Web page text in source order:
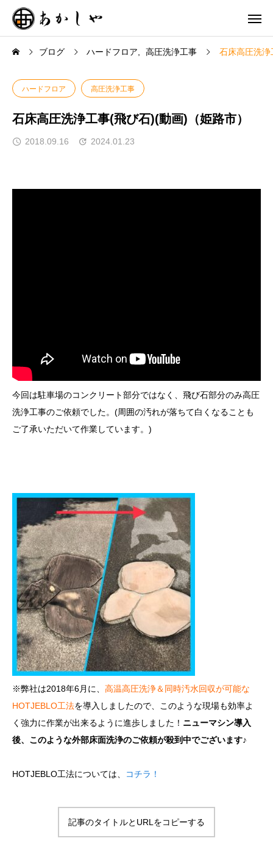
ブログ ハードフロア 高圧洗浄工事 石床高圧洗
ハードフロア 高圧洗浄工事
石床高圧洗浄工事(飛び石)(動画)（姫路市）
2018.09.16 2024.01.23
今回は駐車場のコンクリート部分ではなく、飛び石部分のみ高圧
洗浄工事のご依頼でした。(周囲の汚れが落ちて白くなることも
ご了承いただいて作業しています。)
※弊社は2018年6月に、 高温高圧洗浄＆同時汚水回収が可能な
HOTJEBLO工法を導入しましたので、このような現場も効率よ
く強力に作業が出来るように進歩しました！ ニューマシン導入
後、このような外部床面洗浄のご依頼が殺到中でございます♪
HOTJEBLO工法については、 コチラ！
記事のタイトルとURLをコピーする